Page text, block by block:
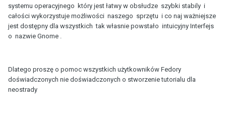
systemu operacyjnego który jest łatwy w obsłudze szybki stabily i
całości wykorzystuje możliwości naszego sprzętu i co naj ważniejsze
jest dostępny dla wszystkich tak własnie powstało intuicyjny Interfejs
o nazwie Gnome .
Dlatego proszę o pomoc wszystkich użytkowników Fedory
doświadczonych nie doświadczonych o stworzenie tutorialu dla
neostrady